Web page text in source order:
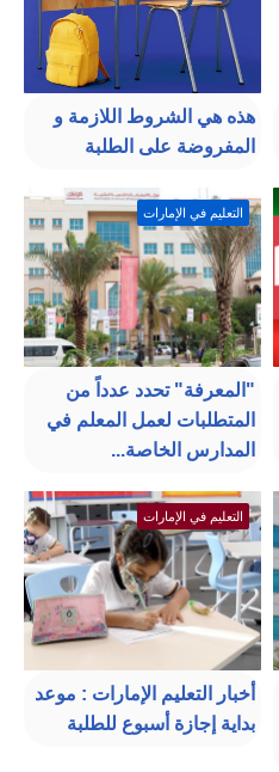
هذه هي الشروط اللازمة و
المفروضة على الطلبة
التعليم في الإمارات
"المعرفة" تحدد عدداً من
المتطلبات لعمل المعلم في
المدارس الخاصة...
التعليم في الإمارات
أخبار التعليم الإمارات : موعد
بداية إجازة أسبوع للطلبة